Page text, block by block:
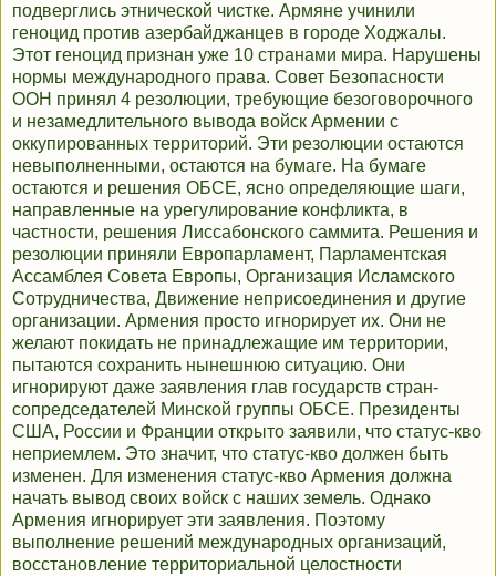
подверглись этнической чистке. Армяне учинили
геноцид против азербайджанцев в городе Ходжалы.
Этот геноцид признан уже 10 странами мира. Нарушены
нормы международного права. Совет Безопасности
ООН принял 4 резолюции, требующие безоговорочного
и незамедлительного вывода войск Армении с
оккупированных территорий. Эти резолюции остаются
невыполненными, остаются на бумаге. На бумаге
остаются и решения ОБСЕ, ясно определяющие шаги,
направленные на урегулирование конфликта, в
частности, решения Лиссабонского саммита. Решения и
резолюции приняли Европарламент, Парламентская
Ассамблея Совета Европы, Организация Исламского
Сотрудничества, Движение неприсоединения и другие
организации. Армения просто игнорирует их. Они не
желают покидать не принадлежащие им территории,
пытаются сохранить нынешнюю ситуацию. Они
игнорируют даже заявления глав государств стран-
сопредседателей Минской группы ОБСЕ. Президенты
США, России и Франции открыто заявили, что статус-кво
неприемлем. Это значит, что статус-кво должен быть
изменен. Для изменения статус-кво Армения должна
начать вывод своих войск с наших земель. Однако
Армения игнорирует эти заявления. Поэтому
выполнение решений международных организаций,
восстановление территориальной целостности